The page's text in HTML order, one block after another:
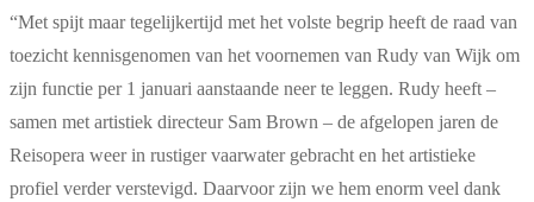
“Met spijt maar tegelijkertijd met het volste begrip heeft de raad van
toezicht kennisgenomen van het voornemen van Rudy van Wijk om
zijn functie per 1 januari aanstaande neer te leggen. Rudy heeft –
samen met artistiek directeur Sam Brown – de afgelopen jaren de
Reisopera weer in rustiger vaarwater gebracht en het artistieke
profiel verder verstevigd. Daarvoor zijn we hem enorm veel dank